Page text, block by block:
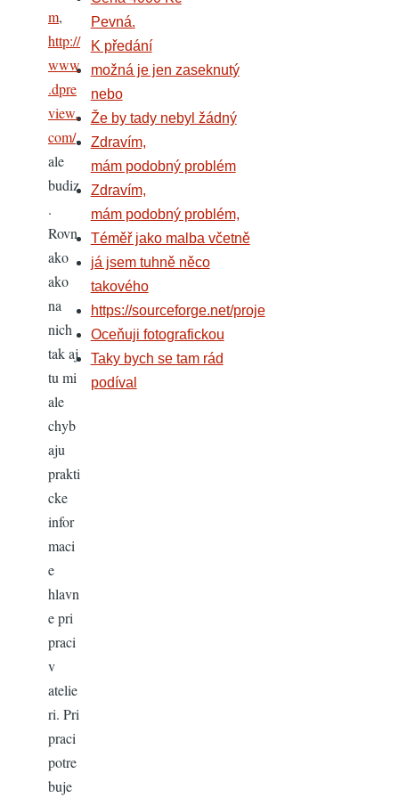
m,
http://
www
.dpre
view.
com/,
ale
budiz
.
Rovn
ako
ako
na
nich
tak aj
tu mi
ale
chyb
aju
prakti
cke
infor
maci
e
hlavn
e pri
praci
v
atelie
ri. Pri
praci
potre
buje
Pevná.
K předání
možná je jen zaseknutý
nebo
Že by tady nebyl žádný
Zdravím,
mám podobný problém
Zdravím,
mám podobný problém,
Téměř jako malba včetně
já jsem tuhně něco
takového
https://sourceforge.net/proje
Oceňuji fotografickou
Taky bych se tam rád
podíval